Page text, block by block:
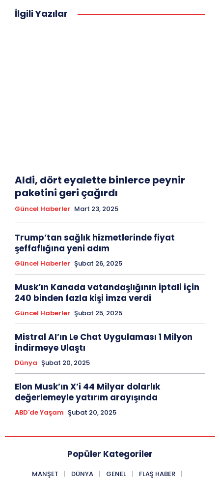
İlgili Yazılar
Aldi, dört eyalette binlerce peynir
paketini geri çağırdı
Güncel Haberler Mart 23, 2025
Trump’tan sağlık hizmetlerinde fiyat
şeffaflığına yeni adım
Güncel Haberler Şubat 26, 2025
Musk’ın Kanada vatandaşlığının iptali için
240 binden fazla kişi imza verdi
Güncel Haberler Şubat 25, 2025
Mistral AI’ın Le Chat Uygulaması 1 Milyon
İndirmeye Ulaştı
Dünya Şubat 20, 2025
Elon Musk’ın X’i 44 Milyar dolarlık
değerlemeyle yatırım arayışında
ABD'de Yaşam Şubat 20, 2025
Popüler Kategoriler
MANŞET DÜNYA GENEL
FLAŞ HABER